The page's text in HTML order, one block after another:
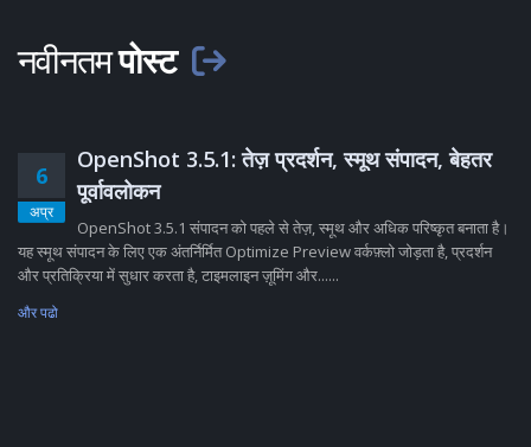
नवीनतमपोस्ट
6
अप्र
OpenShot 3.5.1: तेज़ प्रदर्शन, स्मूथ संपादन, बेहतर
पूर्वावलोकन
OpenShot 3.5.1 संपादन को पहले से तेज़, स्मूथ और अधिक परिष्कृत बनाता है।
यह स्मूथ संपादन के लिए एक अंतर्निर्मित Optimize Preview वर्कफ़्लो जोड़ता है, प्रदर्शन
और प्रतिक्रिया में सुधार करता है, टाइमलाइन ज़ूमिंग और......
और पढो